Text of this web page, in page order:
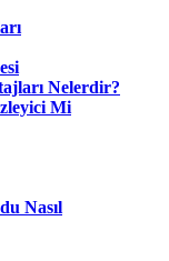
Nelerdir?
Mi
Nasıl